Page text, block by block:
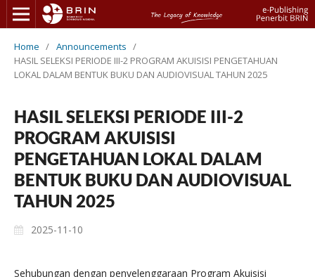
Home / Announcements /
HASIL SELEKSI PERIODE III-2 PROGRAM AKUISISI PENGETAHUAN
LOKAL DALAM BENTUK BUKU DAN AUDIOVISUAL TAHUN 2025
HASIL SELEKSI PERIODE III-2
PROGRAM AKUISISI
PENGETAHUAN LOKAL DALAM
BENTUK BUKU DAN AUDIOVISUAL
TAHUN 2025
2025-11-10
Sehubungan dengan penyelenggaraan Program Akuisisi